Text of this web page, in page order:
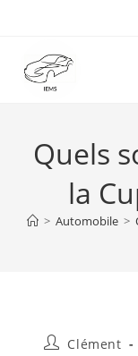
content
Quels
la
> Automobile >
Auteur/autrice
Clément